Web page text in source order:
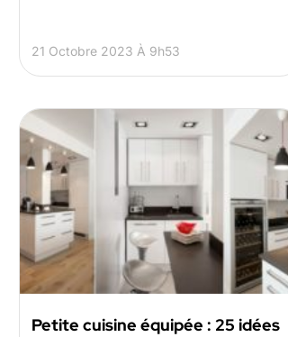
21 Octobre 2023 À 9h53
Petite cuisine équipée : 25 idées